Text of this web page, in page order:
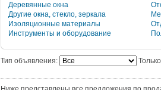
Деревянные окна
Другие окна, стекло, зеркала
Изоляционные материалы
Инструменты и оборудование
Тип объявления: